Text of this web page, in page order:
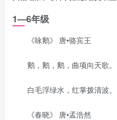
1—6年级
《咏鹅》 唐•骆宾王
鹅，鹅，鹅，曲项向天歌。
白毛浮绿水，红掌拨清波。
《春晓》 唐•孟浩然